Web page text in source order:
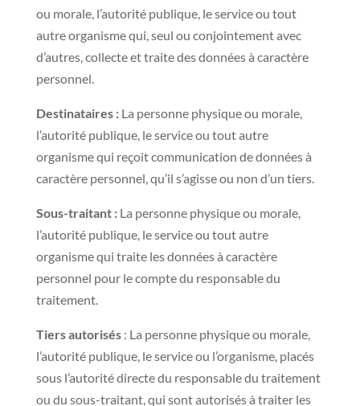
ou morale, l’autorité publique, le service ou tout
autre organisme qui, seul ou conjointement avec
d’autres, collecte et traite des données à caractère
personnel.
Destinataires :La personne physique ou morale,
l’autorité publique, le service ou tout autre
organisme qui reçoit communication de données à
caractère personnel, qu’il s’agisse ou non d’un tiers.
Sous-traitant :La personne physique ou morale,
l’autorité publique, le service ou tout autre
organisme qui traite les données à caractère
personnel pour le compte du responsable du
traitement.
Tiers autorisés: La personne physique ou morale,
l’autorité publique, le service ou l’organisme, placés
sous l’autorité directe du responsable du traitement
ou du sous-traitant, qui sont autorisés à traiter les